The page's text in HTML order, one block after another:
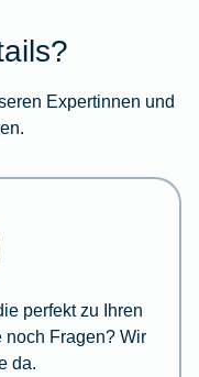
Expertinnen und
perfekt zu Ihren
noch Fragen? Wir
da.